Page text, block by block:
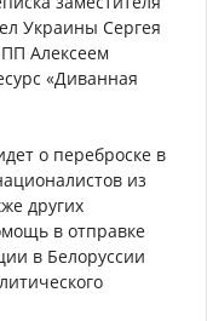
Украины Сергея
Алексеем
«Диванная
о переброске в
из
других
в отправке
в Белоруссии